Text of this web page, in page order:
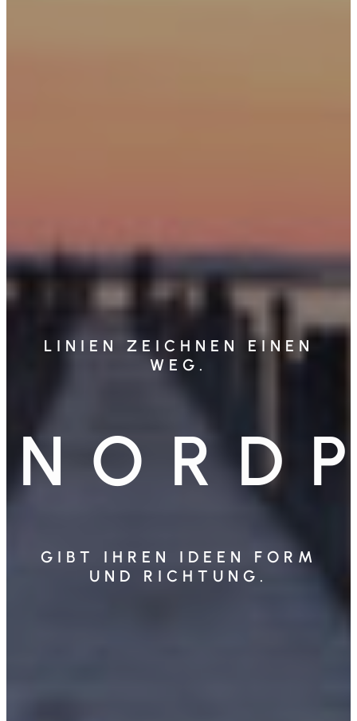
LINIEN ZEICHNEN EINEN
WEG.
N O R D
GIBT IHREN IDEEN FORM
UND RICHTUNG.